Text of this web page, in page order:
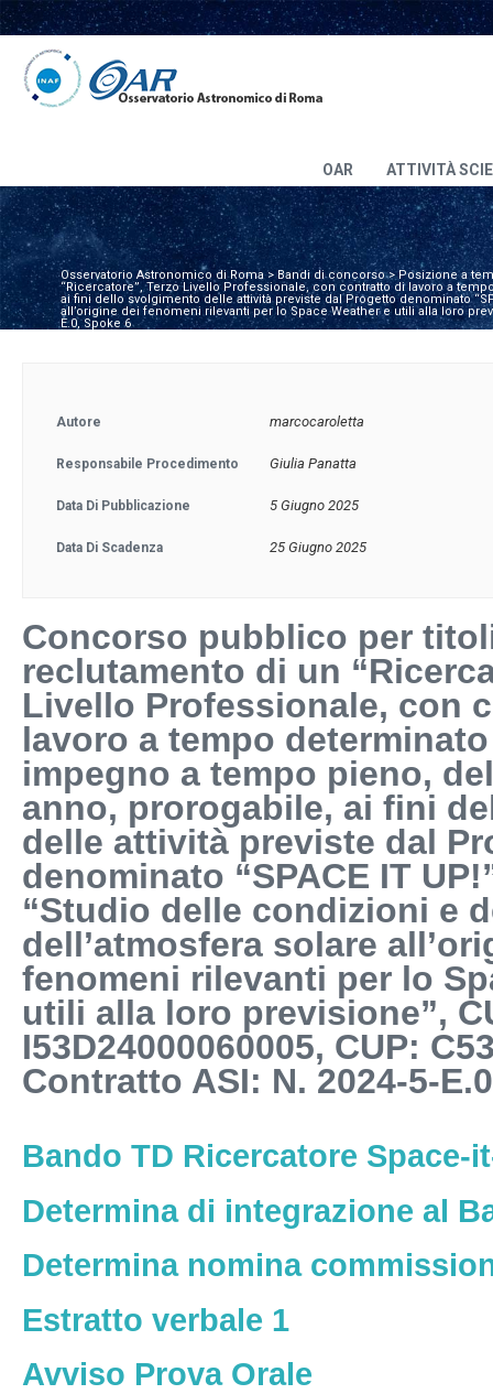
OAR ATTIVITÀ
Osservatorio Astronomico di Roma>Bandi di concorso>Posizione a
“Ricercatore”, Terzo Livello Professionale, con contratto di lavoro a
ai fini dello svolgimento delle attività previste dal Progetto denominato
all’origine dei fenomeni rilevanti per lo Space Weather e utili alla loro
E.0, Spoke 6
Autore marcocaroletta
Responsabile Procedimento Giulia Panatta
Data Di Pubblicazione 5 Giugno 2025
Data Di Scadenza 25 Giugno 2025
Concorso pubblico per
reclutamento di un
Livello Professionale, con
lavoro a tempo
impegno a tempo pieno,
anno, prorogabile, ai fini
delle attività previste dal
denominato “SPACE IT
“Studio delle condizioni e
dell’atmosfera solare
fenomeni rilevanti per lo
utili alla loro previsione”,
I53D24000060005, CUP:
Contratto ASI: N. 2024-5-
Bando TD Ricercatore Space-
Determina di integrazione al
Determina nomina
Estratto verbale 1
Avviso Prova Orale